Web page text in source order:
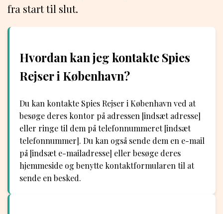
fra start til slut.
Hvordan kan jeg kontakte Spies
Rejser i København?
Du kan kontakte Spies Rejser i København ved at
besøge deres kontor på adressen [indsæt adresse]
eller ringe til dem på telefonnummeret [indsæt
telefonnummer]. Du kan også sende dem en e-mail
på [indsæt e-mailadresse] eller besøge deres
hjemmeside og benytte kontaktformularen til at
sende en besked.